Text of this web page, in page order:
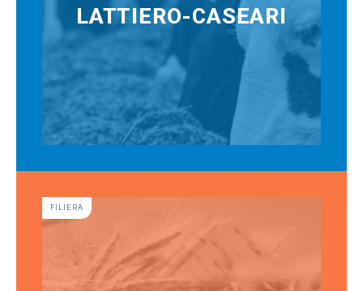
LATTIERO-CASEARI
FILIERA